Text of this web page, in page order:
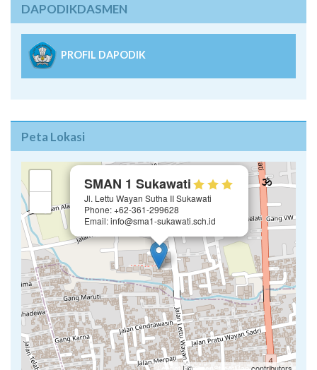
DAPODIKDASMEN
PROFIL DAPODIK
Peta Lokasi
SMAN 1 Sukawati
Jl. Lettu Wayan Sutha II Sukawati
Phone: +62-361-299628
Email: info@sma1-sukawati.sch.id
Leaflet | ©OpenStreetMap contributors